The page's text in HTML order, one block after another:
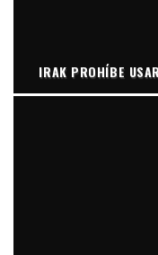
IRAK PROHÍBE